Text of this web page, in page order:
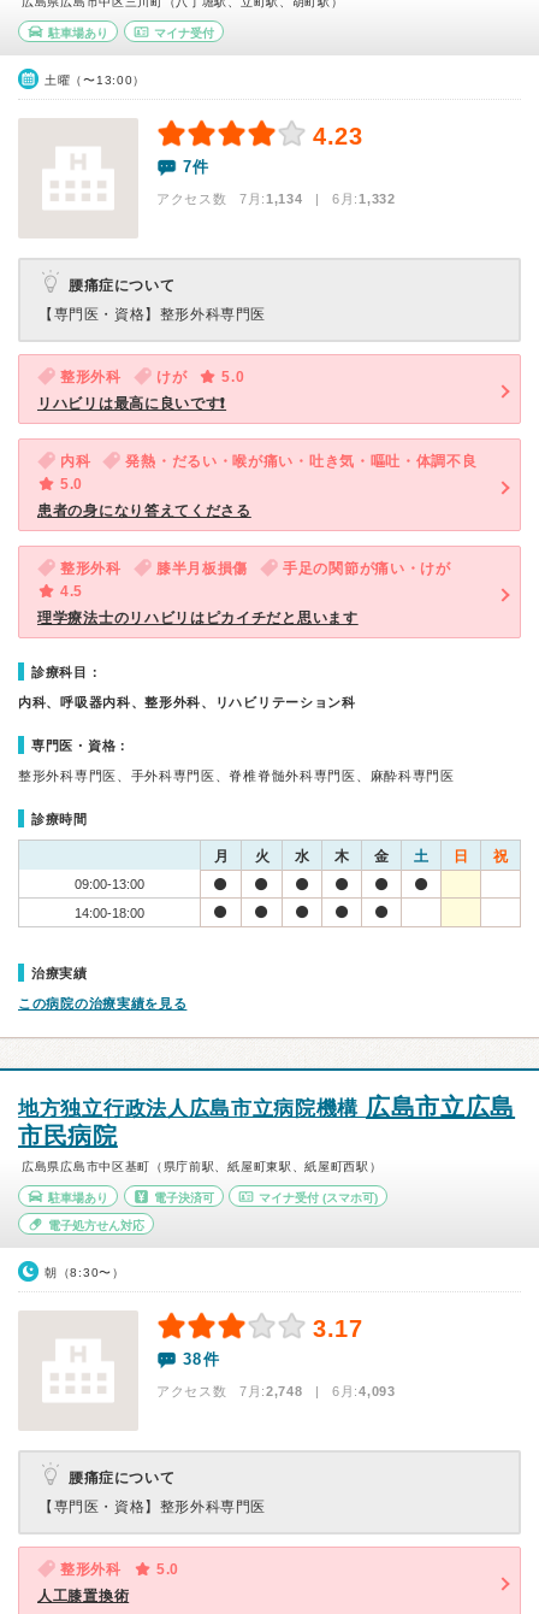
駐車場あり マイナ受付
土曜（〜13:00）
4.23
7件
アクセス数 7月:1,134 | 6月:1,332
腰痛症について
【専門医・資格】 整形外科専門医
整形外科 けが
5.0
リハビリは最高に良いです❗
内科
発熱・だるい・喉が痛い・吐き気・嘔吐・体調不良
5.0
患者の身になり答えてくださる
整形外科 膝半月板損傷
手足の関節が痛い・けが
4.5
理学療法士のリハビリはピカイチだと思います
診療科目：
内科、呼吸器内科、整形外科、リハビリテーション科
専門医・資格：
整形外科専門医、手外科専門医、脊椎脊髄外科専門医、麻酔科専門医
診療時間
月 火 水 木 金 土 日 祝
09:00-13:00
14:00-18:00
治療実績
この病院の治療実績を見る
地方独立行政法人広島市立病院機構 広島市立広島
市民病院
広島県広島市中区基町（県庁前駅、紙屋町東駅、紙屋町西駅）
駐車場あり 電子決済可 マイナ受付 (スマホ可)
電子処方せん対応
朝（8:30〜）
3.17
38件
アクセス数 7月:2,748 | 6月:4,093
腰痛症について
【専門医・資格】 整形外科専門医
整形外科
5.0
人工膝置換術